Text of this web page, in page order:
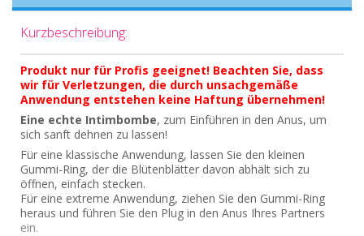
Kurzbeschreibung:
Produkt nur für Profis geeignet! Beachten Sie, dass
wir für Verletzungen, die durch unsachgemäße
Anwendung entstehen keine Haftung übernehmen!
Eine echte Intimbombe, zum Einführen in den Anus, um
sich sanft dehnen zu lassen!
Für eine klassische Anwendung, lassen Sie den kleinen
Gummi-Ring, der die Blütenblätter davon abhält sich zu
öffnen, einfach stecken.
Für eine extreme Anwendung, ziehen Sie den Gummi-Ring
heraus und führen Sie den Plug in den Anus Ihres Partners
ein.